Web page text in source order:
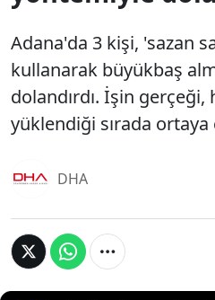
Adana'da 3 kişi, 'sazan
kullanarak büyükbaş
dolandırdı. İşin gerçeği,
yüklendiği sırada ortaya
DHA